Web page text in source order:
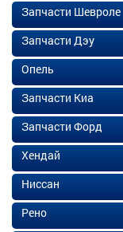
Запчасти Шевроле
Запчасти Дэу
Опель
Запчасти Киа
Запчасти Форд
Хендай
Ниссан
Рено